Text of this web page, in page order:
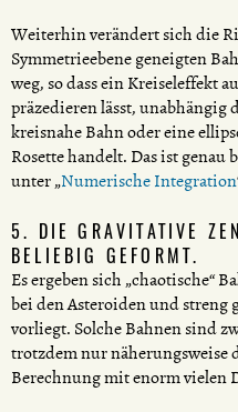
Weiterhin verändert sich die
Symmetrieebene geneigten
weg, so dass ein Kreiseleffekt
präzedieren lässt, unabhängig
kreisnahe Bahn oder eine
Rosette handelt. Das ist genau
unter „Numerische Integration
5. DIE GRAVITATIVE
BELIEBIG GEFORMT.
Es ergeben sich „chaotische“
bei den Asteroiden und streng
vorliegt. Solche Bahnen sind
trotzdem nur näherungsweise
Berechnung mit enorm vielen